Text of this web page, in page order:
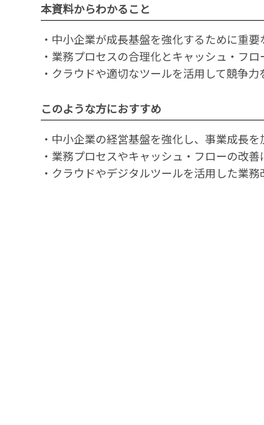
本資料からわかること
・中小企業が成長基盤を強化するために重
・業務プロセスの合理化とキャッシュ・フ
・クラウドや適切なツールを活用して競争
このような方におすすめ
・中小企業の経営基盤を強化し、事業成長
・業務プロセスやキャッシュ・フローの改
・クラウドやデジタルツールを活用した業